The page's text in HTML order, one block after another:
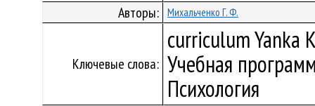
Авторы: Михальченко Г. Ф.
Ключевые слова:
curriculum Yanka
Учебная
Психология